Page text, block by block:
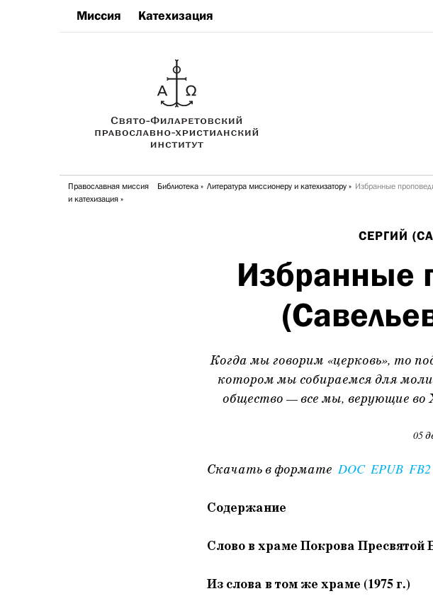
Миссия Катехизация
Православная миссия
и катехизация
Библиотека Литература миссионеру и катехизатору Избранные
СЕРГИЙ
Избранные
Когда мы говорим «церковь», то
котором мы собираемся для
общество — все мы, верующие
05
Скачать в формате DOC EPUB FB2
Содержание
Слово в храме Покрова Пресвятой
Из слова в том же храме (1975 г.)